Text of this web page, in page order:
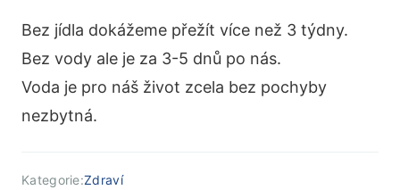
Bez jídla dokážeme přežít více než 3 týdny.
Bez vody ale je za 3-5 dnů po nás.
Voda je pro náš život zcela bez pochyby
nezbytná.
Kategorie:Zdraví